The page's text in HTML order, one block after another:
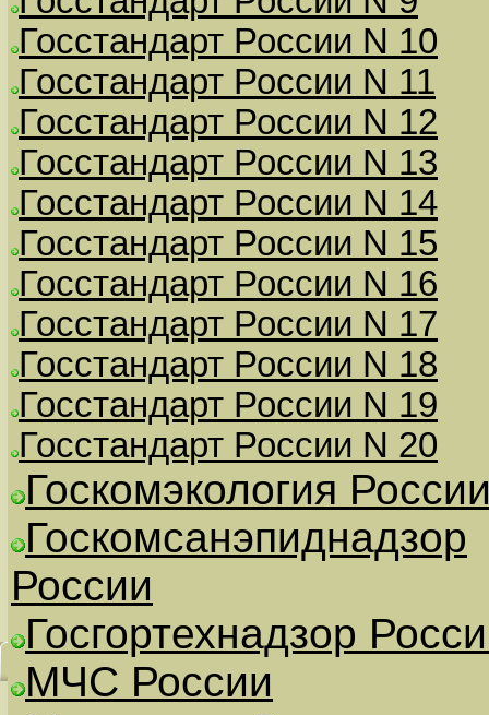
Госстандарт России N 10
Госстандарт России N 11
Госстандарт России N 12
Госстандарт России N 13
Госстандарт России N 14
Госстандарт России N 15
Госстандарт России N 16
Госстандарт России N 17
Госстандарт России N 18
Госстандарт России N 19
Госстандарт России N 20
Госкомэкология
Госкомсанэпиднадзор
России
Госгортехнадзор
МЧС России